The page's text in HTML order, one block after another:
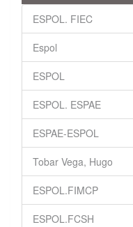
ESPOL. FIEC
Espol
ESPOL
ESPOL. ESPAE
ESPAE-ESPOL
Tobar Vega, Hugo
ESPOL.FIMCP
ESPOL.FCSH